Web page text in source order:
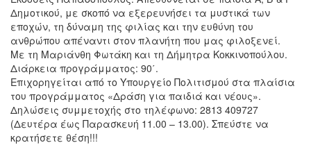
Δημοτικού, με σκοπό να εξερευνήσει τα μυστικά των
εποχών, τη δύναμη της φιλίας και την ευθύνη του
ανθρώπου απέναντι στον πλανήτη που μας φιλοξενεί.
Με τη Μαριάνθη Φωτάκη και τη Δήμητρα Κοκκινοπούλου.
Διάρκεια προγράμματος: 90΄.
Επιχορηγείται από το Υπουργείο Πολιτισμού στα πλαίσια
του προγράμματος «Δράση για παιδιά και νέους».
Δηλώσεις συμμετοχής στο τηλέφωνο: 2813 409727
(Δευτέρα έως Παρασκευή 11.00 – 13.00). Σπεύστε να
κρατήσετε θέση!!!